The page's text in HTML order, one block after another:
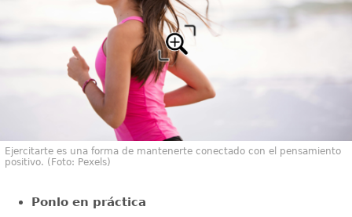
Ejercitarte es una forma de mantenerte conectado con el pensamiento
positivo. (Foto: Pexels)
Ponlo en práctica